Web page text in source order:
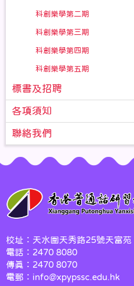
科創樂學第二期
科創樂學第三期
科創樂學第四期
科創樂學第五期
標書及招聘
各項須知
聯絡我們
校址：天水圍天秀路25號天富苑
電話：2470 8080
傳真：2470 8070
電郵：info@xpypssc.edu.hk